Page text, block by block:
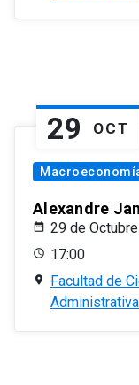
29 OCT
Alexandre
29 de
17:00
Facultad de